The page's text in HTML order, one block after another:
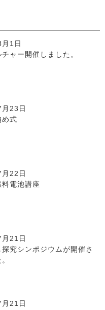
1日
ャー開催しました。
23日
め式
22日
電池講座
21日
究シンポジウムが開催さ
21日